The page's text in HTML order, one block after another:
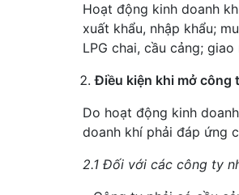
Hoạt động kinh doanh
xuất khẩu, nhập khẩu;
LPG chai, cầu cảng;
Điều kiện khi mở công
Do hoạt động kinh
doanh khí phải đáp ứng
2.1 Đối với các công ty